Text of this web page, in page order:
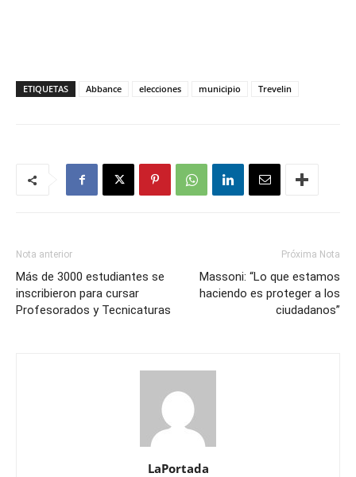
ETIQUETAS Abbance elecciones municipio Trevelin
Nota anterior
Más de 3000 estudiantes se
inscribieron para cursar
Profesorados y Tecnicaturas
Próxima Nota
Massoni: “Lo que estamos
haciendo es proteger a los
ciudadanos”
LaPortada